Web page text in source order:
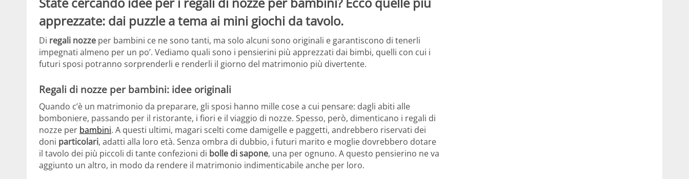
apprezzate: dai puzzle a tema ai mini giochi da tavolo.
Di regali nozze per bambini ce ne sono tanti, ma solo alcuni sono originali e garantiscono di tenerli
impegnati almeno per un po’. Vediamo quali sono i pensierini più apprezzati dai bimbi, quelli con cui i
futuri sposi potranno sorprenderli e renderli il giorno del matrimonio più divertente.
Regali di nozze per bambini: idee originali
Quando c’è un matrimonio da preparare, gli sposi hanno mille cose a cui pensare: dagli abiti alle
bomboniere, passando per il ristorante, i fiori e il viaggio di nozze. Spesso, però, dimenticano i regali di
nozze per bambini. A questi ultimi, magari scelti come damigelle e paggetti, andrebbero riservati dei
doni particolari, adatti alla loro età. Senza ombra di dubbio, i futuri marito e moglie dovrebbero dotare
il tavolo dei più piccoli di tante confezioni di bolle di sapone, una per ognuno. A questo pensierino ne va
aggiunto un altro, in modo da rendere il matrimonio indimenticabile anche per loro.